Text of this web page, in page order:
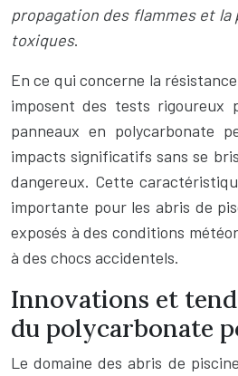
propagation des flammes et
toxiques.
En ce qui concerne la
imposent des tests rigoureux
panneaux en polycarbonate
impacts significatifs sans se
dangereux. Cette
importante pour les abris de
exposés à des conditions
à des chocs accidentels.
Innovations et
du polycarbonate
Le domaine des abris de